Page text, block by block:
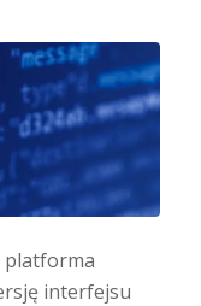
platforma
interfejsu